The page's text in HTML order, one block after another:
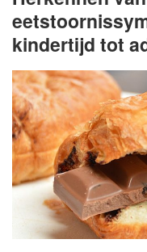
kindertijd tot